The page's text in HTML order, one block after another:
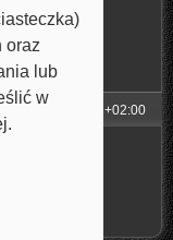
oraz
lub
w
UTC+02:00